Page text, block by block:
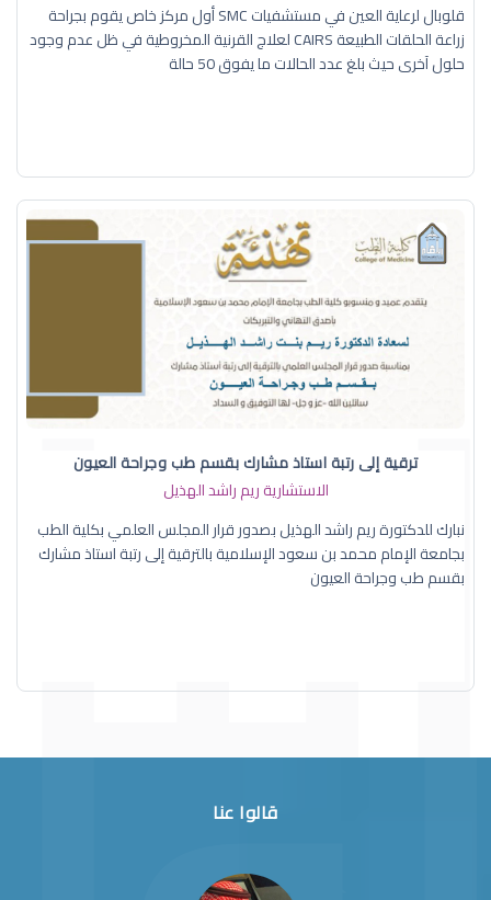
قلوبال لرعاية العين في مستشفيات SMC أول مركز خاص يقوم بجراحة
زراعة الحلقات الطبيعة CAIRS لعلاج القرنية المخروطية في ظل عدم وجود
حلول آخرى حيث بلغ عدد الحالات ما يفوق 50 حالة
ترقية إلى رتبة استاذ مشارك بقسم طب وجراحة العيون
الاستشارية ريم راشد الهذيل
نبارك للدكتورة ريم راشد الهذيل بصدور قرار المجلس العلمي بكلية الطب
بجامعة الإمام محمد بن سعود الإسلامية بالترقية إلى رتبة استاذ مشارك
بقسم طب وجراحة العيون
قالوا عنا